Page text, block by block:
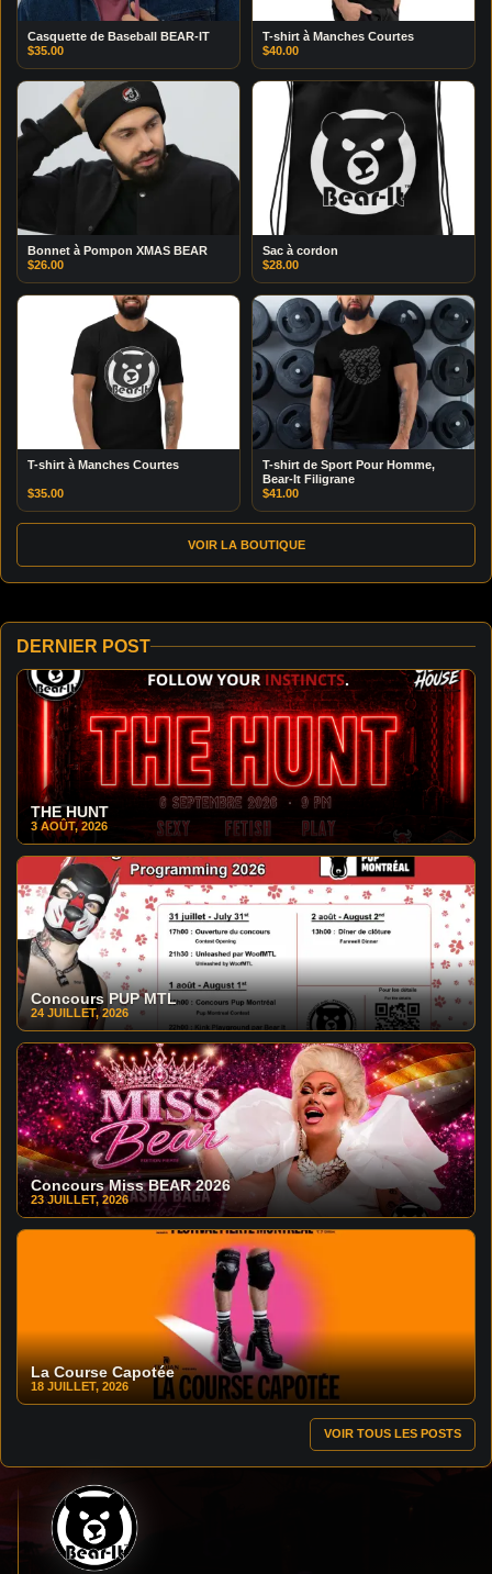
Casquette de Baseball BEAR-IT
$35.00
T-shirt à Manches Courtes
$40.00
Bonnet à Pompon XMAS BEAR
$26.00
Sac à cordon
$28.00
T-shirt à Manches Courtes
$35.00
T-shirt de Sport Pour Homme,
Bear-It Filigrane
$41.00
VOIR LA BOUTIQUE
DERNIER POST
THE HUNT
3 AOÛT, 2026
Concours PUP MTL
24 JUILLET, 2026
Concours Miss BEAR 2026
23 JUILLET, 2026
La Course Capotée
18 JUILLET, 2026
VOIR TOUS LES POSTS